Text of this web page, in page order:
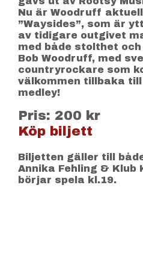
Nu är Woodruff
”Waysides”, som är
av tidigare outgivet
med både stolthet
Bob Woodruff, med
countryrockare som
välkommen tillbaka till
medley!
Pris: 200 kr
Köp biljett
Biljetten gäller till
Annika Fehling &
börjar spela kl.19.